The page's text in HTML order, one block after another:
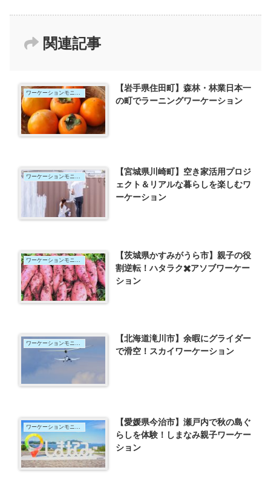
関連記事
ワーケーションモニター
【岩手県住田町】森林・林業日本一
の町でラーニングワーケーション
ワーケーションモニター
【宮城県川崎町】空き家活用プロジ
ェクト＆リアルな暮らしを楽しむワ
ーケーション
【茨城県かすみがうら市】親子の役
割逆転！ハタラク✖️アソブワーケー
ション
ワーケーションモニター
【北海道滝川市】余暇にグライダー
で滑空！スカイワーケーション
【愛媛県今治市】瀬戸内で秋の島ぐ
らしを体験！しまなみ親子ワーケー
ション